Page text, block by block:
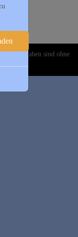
Alle Angaben sind ohne